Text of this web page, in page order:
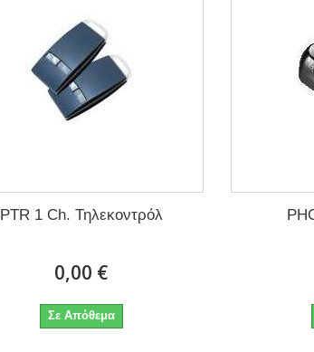
PTR 1 Ch. Τηλεκοντρόλ
0,00 €
Σε Απόθεμα